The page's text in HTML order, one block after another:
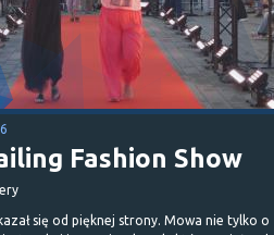
Fashion Show
się od pięknej strony. Mowa nie tylko o